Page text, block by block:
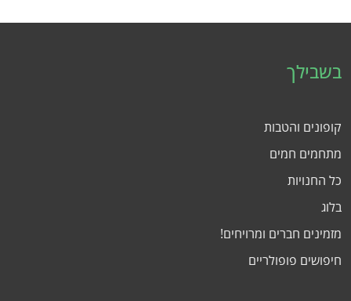
בשבילך
קופונים והטבות
מתחמים חמים
כל החנויות
בלוג
מזמינים חברים ומרויחים!
חיפושים פופולריים